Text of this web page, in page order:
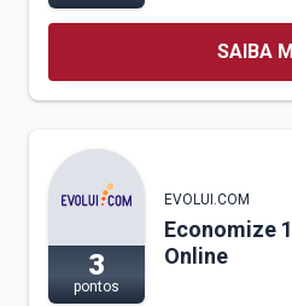
SAIBA
3
pontos
EVOLUI.COM
Economize
Online